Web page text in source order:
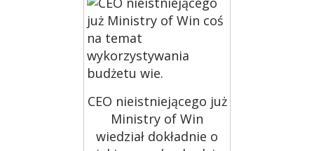
CEO nieistniejącego już
Ministry of Win
wiedział dokładnie o